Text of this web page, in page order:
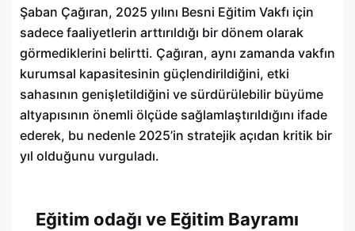
Şaban Çağıran, 2025 yılını Besni Eğitim Vakfı için
sadece faaliyetlerin arttırıldığı bir dönem olarak
görmediklerini belirtti. Çağıran, aynı zamanda vakfın
kurumsal kapasitesinin güçlendirildiğini, etki
sahasının genişletildiğini ve sürdürülebilir büyüme
altyapısının önemli ölçüde sağlamlaştırıldığını ifade
ederek, bu nedenle 2025’in stratejik açıdan kritik bir
yıl olduğunu vurguladı.
Eğitim odağı ve Eğitim Bayramı